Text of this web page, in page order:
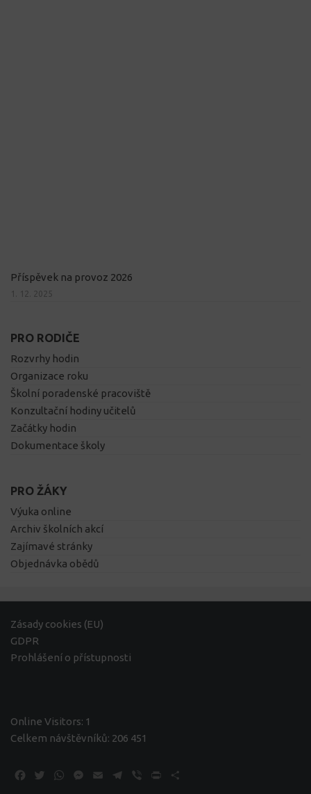
Příspěvek na provoz 2026
1. 12. 2025
PRO RODIČE
Rozvrhy hodin
Organizace roku
Školní poradenské pracoviště
Konzultační hodiny učitelů
Začátky hodin
Dokumentace školy
PRO ŽÁKY
Výuka online
Archiv školních akcí
Zajímavé stránky
Objednávka obědů
Zásady cookies (EU)
GDPR
Prohlášení o přístupnosti
Online Visitors: 1
Celkem návštěvníků: 206 451
Facebook
TwitterWhatsApp
Messenger
Email Telegram
Viber Print